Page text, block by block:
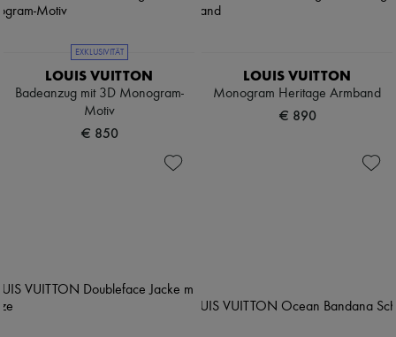
EXKLUSIVITÄT
LOUIS VUITTON
Badeanzug mit 3D Monogram-
Motiv
€ 850
LOUIS VUITTON
Monogram Heritage Armband
€ 890